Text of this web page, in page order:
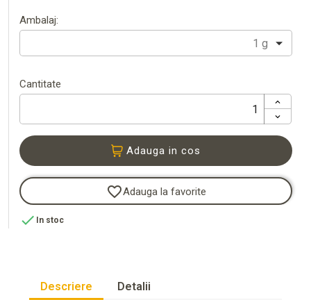
Ambalaj:
1 g
Cantitate
Adauga in cos
favorite_borderAdauga la favorite
 In stoc
Descriere Detalii